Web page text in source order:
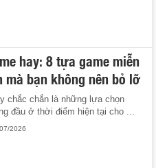
hay: 8 tựa game miễn
bạn không nên bỏ lỡ
chắc chắn là những lựa chọn
đầu ở thời điểm hiện tại cho ...
2026